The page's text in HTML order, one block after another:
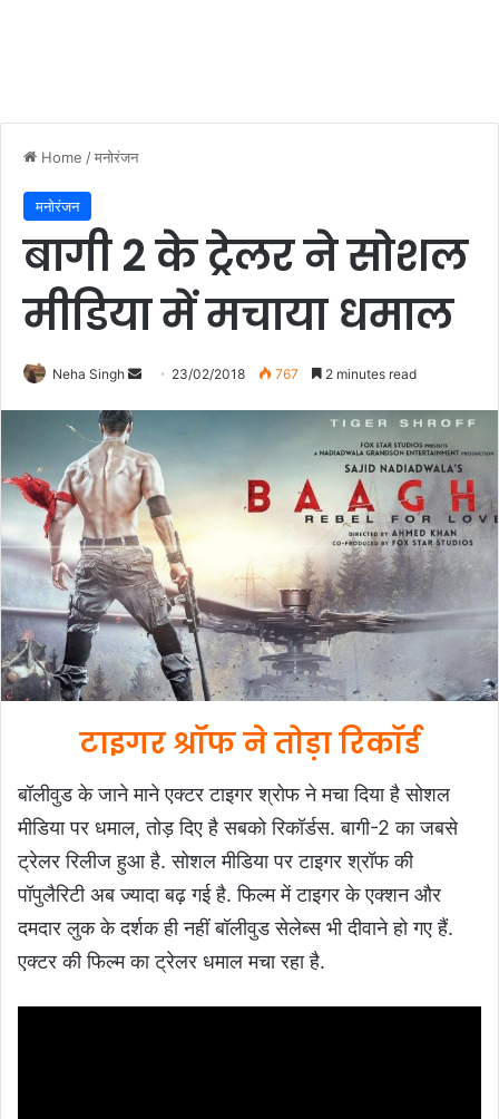
Home /मनोरंजन
मनोरंजन
बागी 2 के ट्रेलर ने सोशल
मीडिया में मचाया धमाल
Neha Singh
d
a
n
m
a
i
l
23/02/2018 767 2 minutes read
टाइगर श्रॉफ ने तोड़ा रिकॉर्ड
बॉलीवुड के जाने माने एक्टर टाइगर श्रोफ ने मचा दिया है सोशल
मीडिया पर धमाल, तोड़ दिए है सबको रिकॉर्डस. बागी-2 का जबसे
ट्रेलर रिलीज हुआ है. सोशल मीडिया पर टाइगर श्रॉफ की
पॉपुलैरिटी अब ज्यादा बढ़ गई है. फिल्म में टाइगर के एक्शन और
दमदार लुक के दर्शक ही नहीं बॉलीवुड सेलेब्स भी दीवाने हो गए हैं.
एक्टर की फिल्म का ट्रेलर धमाल मचा रहा है.